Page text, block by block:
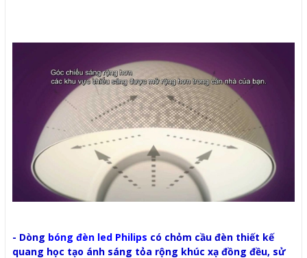
- Dòng bóng đèn led Philips có chỏm cầu đèn thiết kế
quang học tạo ánh sáng tỏa rộng khúc xạ đồng đều, sử